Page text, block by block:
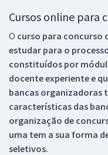
Cursos online para
O curso para concurso
estudar para o
constituídos por
docente experiente e
bancas organizadoras
características das
organização de
uma tem a sua forma
seletivos.